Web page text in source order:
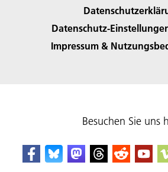
Datenschutz-
Impressum &
Besuchen Sie uns